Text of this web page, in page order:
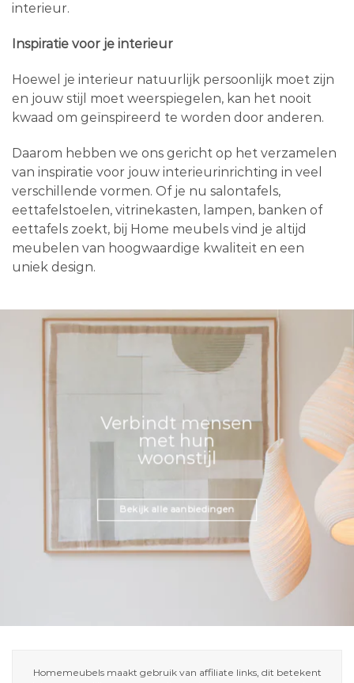
interieur.
Inspiratie voor je interieur
Hoewel je interieur natuurlijk persoonlijk moet zijn
en jouw stijl moet weerspiegelen, kan het nooit
kwaad om geïnspireerd te worden door anderen.
Daarom hebben we ons gericht op het verzamelen
van inspiratie voor jouw interieurinrichting in veel
verschillende vormen. Of je nu salontafels,
eettafelstoelen, vitrinekasten, lampen, banken of
eettafels zoekt, bij Home meubels vind je altijd
meubelen van hoogwaardige kwaliteit en een
uniek design.
Verbindt mensen
met hun
woonstijl
Bekijk alle aanbiedingen
Homemeubels maakt gebruik van affiliate links, dit betekent